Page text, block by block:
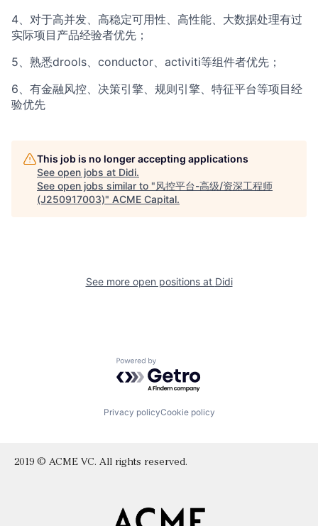
4、对于高并发、高稳定可用性、高性能、大数据处理有过
实际项目产品经验者优先；
5、熟悉drools、conductor、activiti等组件者优先；
6、有金融风控、决策引擎、规则引擎、特征平台等项目经
验优先
This job is no longer accepting applications
See open jobs at Didi.
See open jobs similar to "风控平台-高级/资深工程师
(J250917003)" ACME Capital.
See more open positions at Didi
Powered by Getro.com
Privacy policyCookie policy
2019 © ACME VC. All rights reserved.